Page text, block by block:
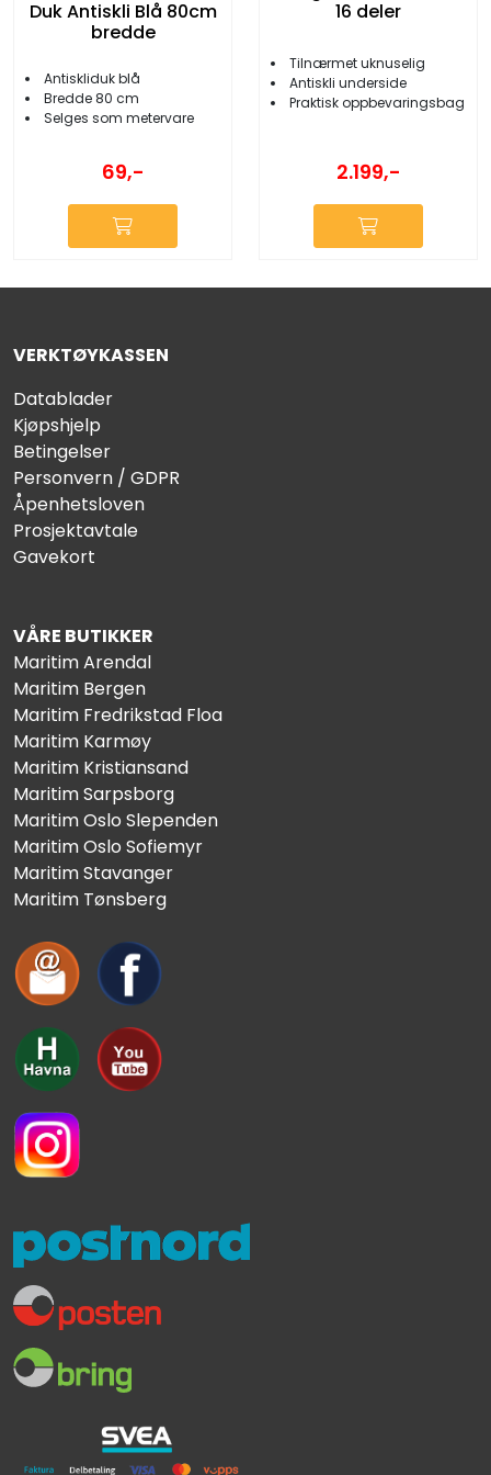
Duk Antiskli Blå 80cm
bredde
Antiskliduk blå
Bredde 80 cm
Selges som metervare
69,-
16 deler
Tilnærmet uknuselig
Antiskli underside
Praktisk oppbevaringsbag
2.199,-
VERKTØYKASSEN
Datablader
Kjøpshjelp
Betingelser
Personvern / GDPR
Åpenhetsloven
Prosjektavtale
Gavekort
VÅRE BUTIKKER
Maritim Arendal
Maritim Bergen
Maritim Fredrikstad Floa
Maritim Karmøy
Maritim Kristiansand
Maritim Sarpsborg
Maritim Oslo Slependen
Maritim Oslo Sofiemyr
Maritim Stavanger
Maritim Tønsberg